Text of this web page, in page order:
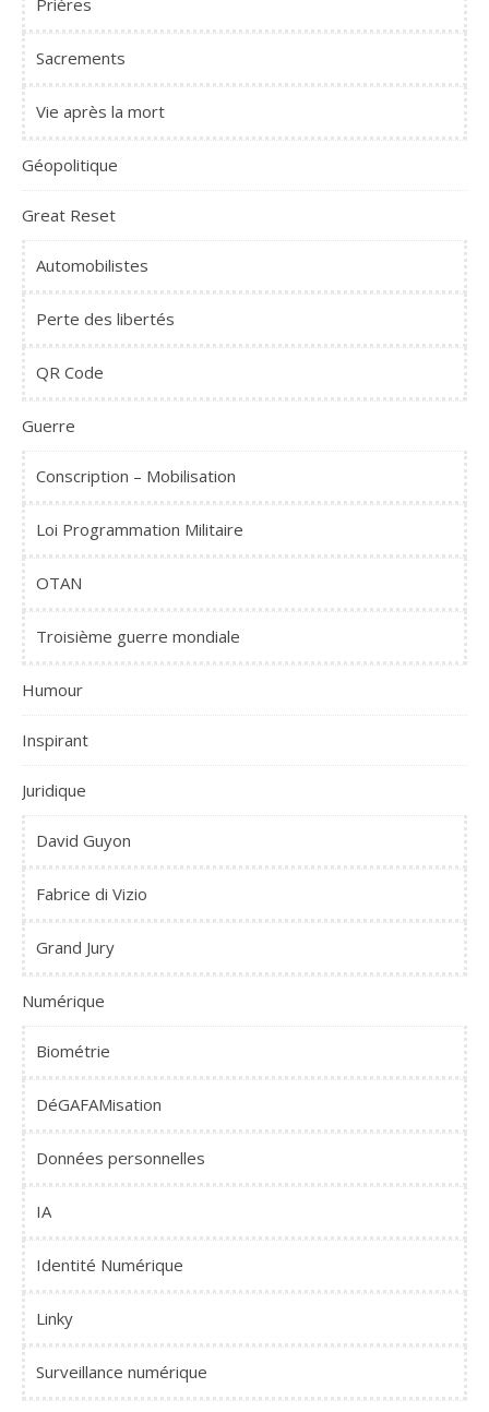
Sacrements
Vie après la mort
Géopolitique
Great Reset
Automobilistes
Perte des libertés
QR Code
Guerre
Conscription – Mobilisation
Loi Programmation Militaire
OTAN
Troisième guerre mondiale
Humour
Inspirant
Juridique
David Guyon
Fabrice di Vizio
Grand Jury
Numérique
Biométrie
DéGAFAMisation
Données personnelles
IA
Identité Numérique
Linky
Surveillance numérique